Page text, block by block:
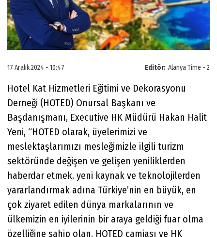
Editör: Alanya Time - 2
17 Aralık 2024 - 10:47
Hotel Kat Hizmetleri Eğitimi ve Dekorasyonu
Derneği (HOTED) Onursal Başkanı ve
Başdanışmanı, Executive HK Müdürü Hakan Halit
Yeni, “HOTED olarak, üyelerimizi ve
meslektaşlarımızı mesleğimizle ilgili turizm
sektöründe değişen ve gelişen yeniliklerden
haberdar etmek, yeni kaynak ve teknolojilerden
yararlandırmak adına Türkiye’nin en büyük, en
çok ziyaret edilen dünya markalarının ve
ülkemizin en iyilerinin bir araya geldiği fuar olma
özelliğine sahip olan, HOTED camiası ve HK